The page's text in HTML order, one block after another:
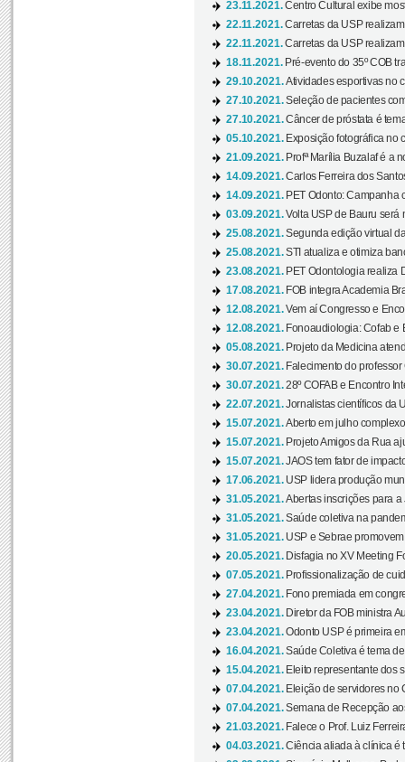
23.11.2021.Centro Cultural exibe
22.11.2021.Carretas da USP
22.11.2021.Carretas da USP
18.11.2021. Pré-evento do 35º COB
29.10.2021.Atividades esportivas no
27.10.2021.Seleção de pacientes
27.10.2021.Câncer de próstata é
05.10.2021. Exposição fotográfica no
21.09.2021. Profª Marília Buzalaf é a
14.09.2021.Carlos Ferreira dos
14.09.2021. PET Odonto: Campanha
03.09.2021.Volta USP de Bauru será
25.08.2021.Segunda edição virtual
25.08.2021.STI atualiza e otimiza
23.08.2021. PET Odontologia realiza
17.08.2021. FOB integra Academia
12.08.2021.Vem aí Congresso e
12.08.2021. Fonoaudiologia: Cofab e
05.08.2021. Projeto da Medicina
30.07.2021. Falecimento do
30.07.2021.28º COFAB e Encontro
22.07.2021.Jornalistas científicos da
15.07.2021.Aberto em julho
15.07.2021. Projeto Amigos da Rua
15.07.2021.JAOS tem fator de
17.06.2021. USP lidera produção
31.05.2021.Abertas inscrições para
31.05.2021.Saúde coletiva na
31.05.2021. USP e Sebrae
20.05.2021. Disfagia no XV Meeting
07.05.2021. Profissionalização de
27.04.2021. Fono premiada em
23.04.2021. Diretor da FOB ministra
23.04.2021.Odonto USP é primeira
16.04.2021.Saúde Coletiva é tema
15.04.2021. Eleito representante dos
07.04.2021. Eleição de servidores no
07.04.2021.Semana de Recepção
21.03.2021. Falece o Prof. Luiz
04.03.2021.Ciência aliada à clínica é